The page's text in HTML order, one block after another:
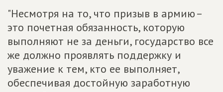
"Несмотря на то, что призыв в армию –
это почетная обязанность, которую
выполняют не за деньги, государство все
же должно проявлять поддержку и
уважение к тем, кто ее выполняет,
обеспечивая достойную заработную